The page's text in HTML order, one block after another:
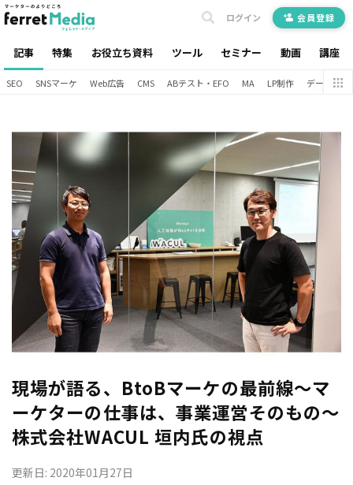
記事 特集 お役立ち資料 ツール セミナー 動画 講座
ログイン 会員登録
SEO SNSマーケ Web広告 CMS ABテスト・EFO MA LP制作 データ分析
現場が語る、BtoBマーケの最前線～マ
ーケターの仕事は、事業運営そのもの～
株式会社WACUL 垣内氏の視点
更新日: 2020年01月27日